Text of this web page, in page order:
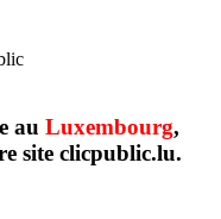
au Luxembourg,
site clicpublic.lu.